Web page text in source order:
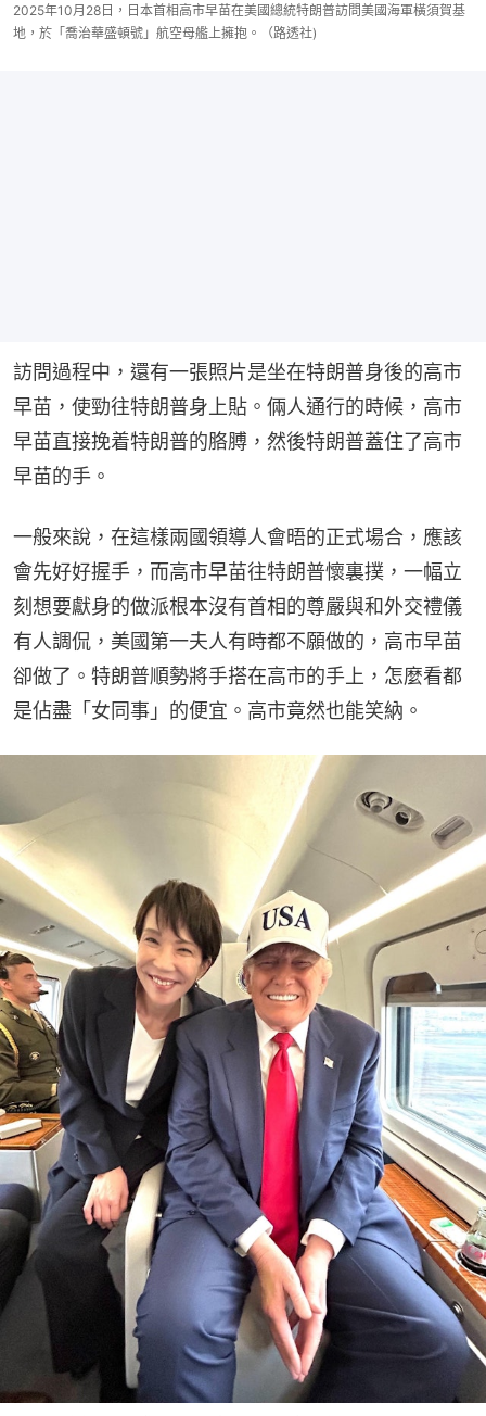
2025年10月28日，日本首相高市早苗在美國總統特朗普訪問美國海軍橫須賀基
地，於「喬治華盛頓號」航空母艦上擁抱。（路透社)
訪問過程中，還有一張照片是坐在特朗普身後的高市
早苗，使勁往特朗普身上貼。倆人通行的時候，高市
早苗直接挽着特朗普的胳膊，然後特朗普蓋住了高市
早苗的手。
一般來說，在這樣兩國領導人會晤的正式場合，應該
會先好好握手，而高市早苗往特朗普懷裏撲，一幅立
刻想要獻身的做派根本沒有首相的尊嚴與和外交禮儀
有人調侃，美國第一夫人有時都不願做的，高市早苗
卻做了。特朗普順勢將手搭在高市的手上，怎麼看都
是佔盡「女同事」的便宜。高市竟然也能笑納。